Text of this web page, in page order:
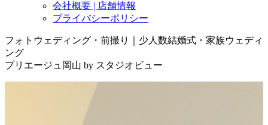
会社概要 | 店舗情報
プライバシーポリシー
フォトウェディング・前撮り｜少人数結婚式・家族ウェディ
ング
プリエージュ岡山 by スタジオビュー